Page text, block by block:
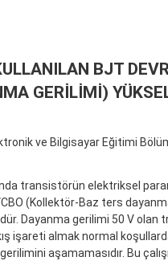
BJT
GERİLİMİ)
ve Bilgisayar Eğitimi
transistörün elektriksel
(Kollektör-Baz ters
Dayanma gerilimi 50 V olan
işareti almak normal
aşamamasıdır. Bu